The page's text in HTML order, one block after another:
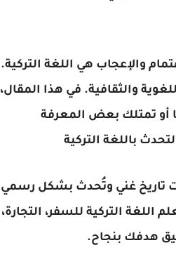
والإعجاب هي اللغة التركية.
والثقافية. في هذا المقال،
أو تمتلك بعض المعرفة
باللغة التركية
تاريخ غني وتُحدث بشكل رسمي
التركية للسفر، التجارة،
هدفك بنجاح.